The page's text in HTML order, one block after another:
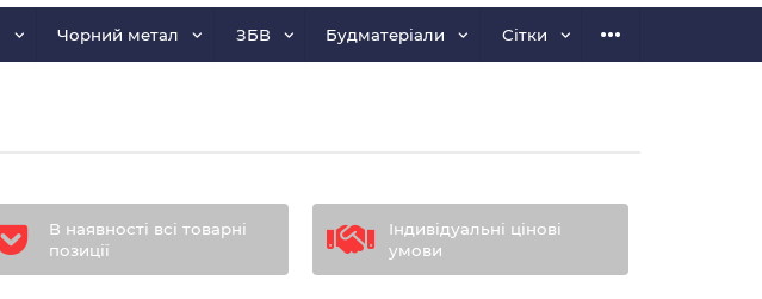
Чорний метал ЗБВ Будматеріали Сітки
В наявності всі товарні
позиції
Індивідуальні цінові
умови